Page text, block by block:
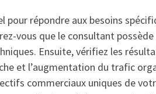
répondre aux besoins
vous que le consultant
Ensuite, vérifiez les
et l’augmentation du trafic
commerciaux uniques de